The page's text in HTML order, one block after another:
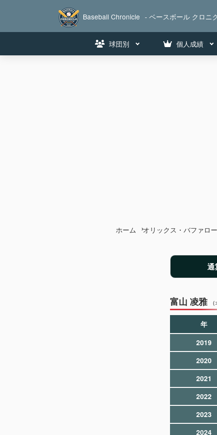
Baseball Chronicle - ベースボール クロニ
球団別 個人成績
ホーム オリックス・バファロ
通
富山 凌雅
年
2019
2020
2021
2022
2023
2024